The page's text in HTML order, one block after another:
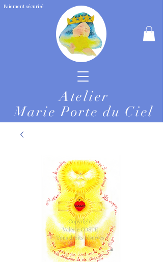
Paiement sécurisé
Atelier
Marie Porte du Ciel